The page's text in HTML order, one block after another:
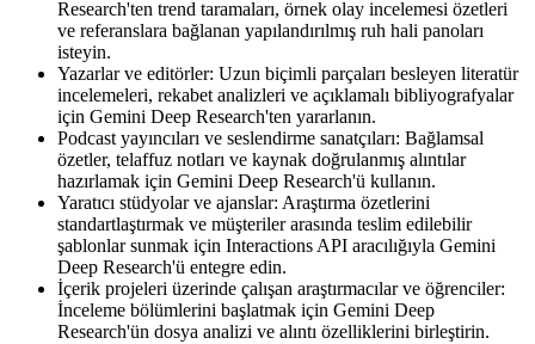
Research'ten trend taramaları, örnek olay incelemesi özetleri
ve referanslara bağlanan yapılandırılmış ruh hali panoları
isteyin.
Yazarlar ve editörler: Uzun biçimli parçaları besleyen literatür
incelemeleri, rekabet analizleri ve açıklamalı bibliyografyalar
için Gemini Deep Research'ten yararlanın.
Podcast yayıncıları ve seslendirme sanatçıları: Bağlamsal
özetler, telaffuz notları ve kaynak doğrulanmış alıntılar
hazırlamak için Gemini Deep Research'ü kullanın.
Yaratıcı stüdyolar ve ajanslar: Araştırma özetlerini
standartlaştırmak ve müşteriler arasında teslim edilebilir
şablonlar sunmak için Interactions API aracılığıyla Gemini
Deep Research'ü entegre edin.
İçerik projeleri üzerinde çalışan araştırmacılar ve öğrenciler:
İnceleme bölümlerini başlatmak için Gemini Deep
Research'ün dosya analizi ve alıntı özelliklerini birleştirin.